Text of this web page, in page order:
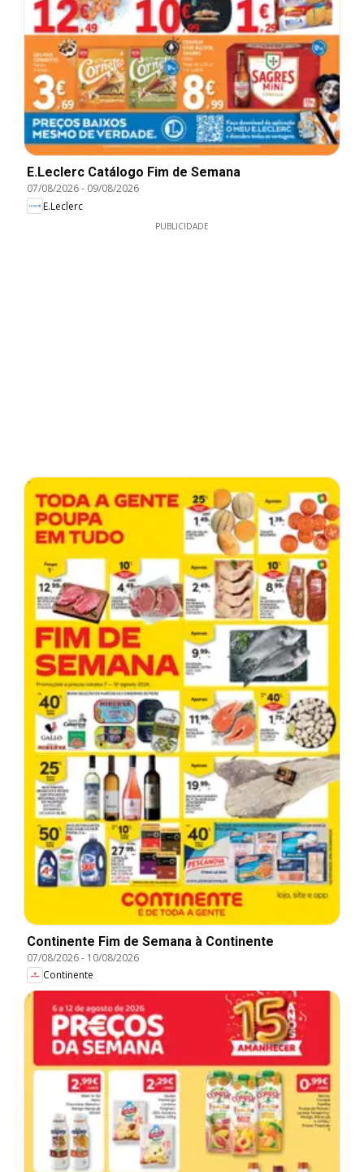
E.Leclerc Catálogo Fim de Semana
07/08/2026- 09/08/2026
E.Leclerc
PUBLICIDADE
Continente Fim de Semana à Continente
07/08/2026- 10/08/2026
Continente